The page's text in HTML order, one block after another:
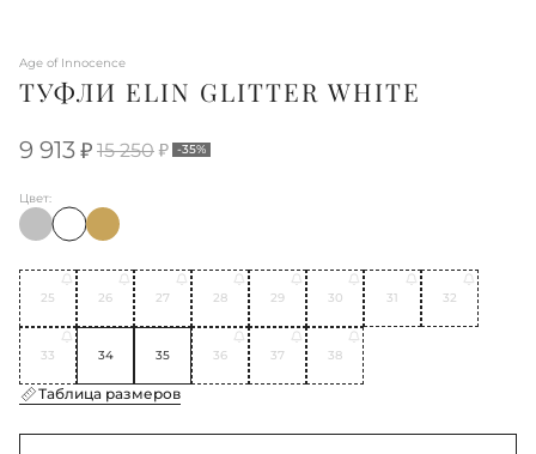
Age of Innocence
ТУФЛИ ELIN GLITTER WHITE
9 913 15 250 -35%
Цвет:
25 26 27 28 29 30 31 32
33 34 35 36 37 38
Таблица размеров